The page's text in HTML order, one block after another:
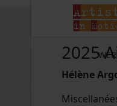
2025
Hélène